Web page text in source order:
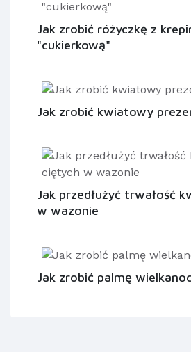
Jak zrobić różyczkę z
"cukierkową"
Jak zrobić kwiatowy
Jak przedłużyć trwałość
w wazonie
Jak zrobić palmę